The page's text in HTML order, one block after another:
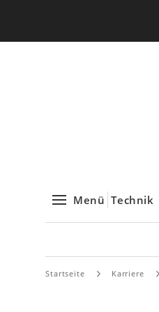
Menü Technik
Startseite Karriere